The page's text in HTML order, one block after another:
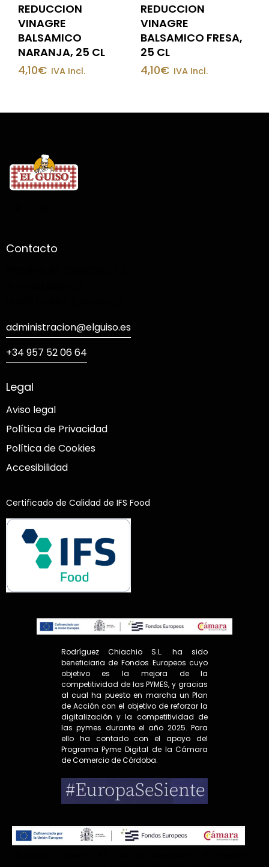
REDUCCION
VINAGRE
BALSAMICO
NARANJA, 25 CL
4,10€ IVA Incl.
REDUCCION
VINAGRE
BALSAMICO FRESA,
25 CL
4,10€ IVA Incl.
Contacto
administracion@elguiso.es
+34 957 52 06 64
Legal
Aviso legal
Política de Privacidad
Política de Cookies
Accesibilidad
Certificado de Calidad de IFS Food
Rodríguez Chiachio S.L. ha sido
beneficiaria de Fondos Europeos cuyo
objetivo es la mejora de la
competitividad de las PYMES, y gracias
al cual ha puesto en marcha un Plan
de Acción con el objetivo de reforzar la
digitalización y la competitividad de
las pymes durante el año 2025. Para
ello ha contado con el apoyo del
Programa Pyme Digital de la Cámara
de Comercio de Córdoba.